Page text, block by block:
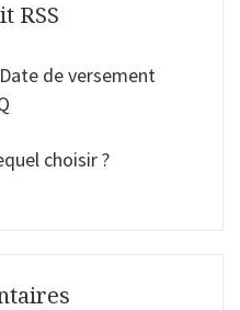
RSS
de versement
choisir ?